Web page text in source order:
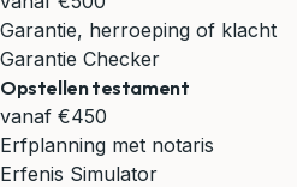
Garantie, herroeping of klacht
Garantie Checker
Opstellen testament
vanaf €450
Erfplanning met notaris
Erfenis Simulator